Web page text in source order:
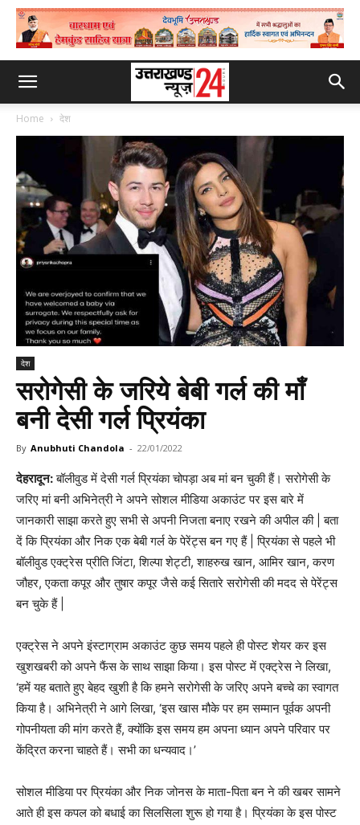
Home देश
देश
सरोगेसी के जरिये बेबी गर्ल की माँ
बनी देसी गर्ल प्रियंका
By Anubhuti Chandola - 22/01/2022
देहरादून:बॉलीवुड में देसी गर्ल प्रियंका चोपड़ा अब मां बन चुकी हैं। सरोगेसी के
जरिए मां बनी अभिनेत्री ने अपने सोशल मीडिया अकाउंट पर इस बारे में
जानकारी साझा करते हुए सभी से अपनी निजता बनाए रखने की अपील की | बता
दें कि प्रियंका और निक एक बेबी गर्ल के पेरेंट्स बन गए हैं | प्रियंका से पहले भी
बॉलीवुड एक्ट्रेस प्रीति जिंटा, शिल्पा शेट्टी, शाहरुख खान, आमिर खान, करण
जौहर, एकता कपूर और तुषार कपूर जैसे कई सितारे सरोगेसी की मदद से पेरेंट्स
बन चुके हैं |
एक्ट्रेस ने अपने इंस्टाग्राम अकाउंट कुछ समय पहले ही पोस्ट शेयर कर इस
खुशखबरी को अपने फैंस के साथ साझा किया। इस पोस्ट में एक्ट्रेस ने लिखा,
‘हमें यह बताते हुए बेहद खुशी है कि हमने सरोगेसी के जरिए अपने बच्चे का स्वागत
किया है। अभिनेत्री ने आगे लिखा, ‘इस खास मौके पर हम सम्मान पूर्वक अपनी
गोपनीयता की मांग करते हैं, क्योंकि इस समय हम अपना ध्यान अपने परिवार पर
केंद्रित करना चाहते हैं। सभी का धन्यवाद।’
सोशल मीडिया पर प्रियंका और निक जोनस के माता-पिता बन ने की खबर सामने
आते ही इस कपल को बधाई का सिलसिला शुरू हो गया है। प्रियंका के इस पोस्ट